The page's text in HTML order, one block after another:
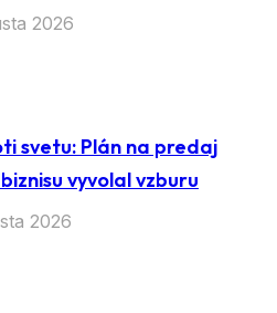
2026
svetu: Plán na predaj
vyvolal vzburu
2026